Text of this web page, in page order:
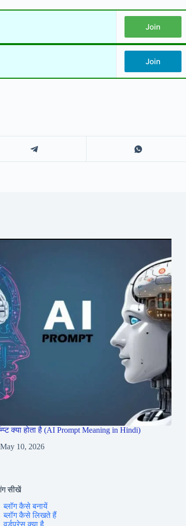
Join
Join
क्या होता है (AI Prompt Meaning in Hindi)
May 10, 2026
सीखें
ब्लॉग कैसे बनायें
ब्लॉग कैसे लिखते हैं
वर्डप्रेस क्या है